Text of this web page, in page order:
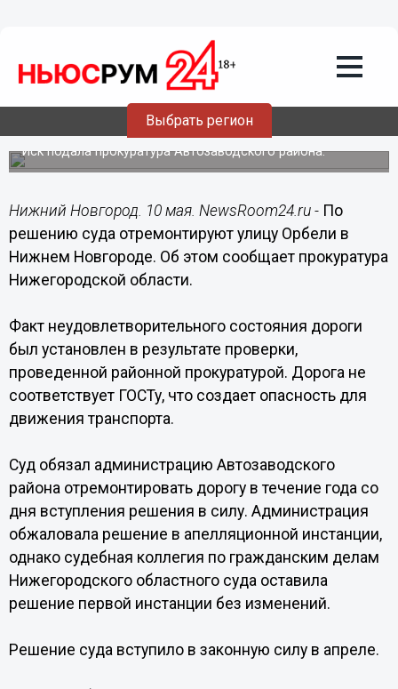
Выбрать регион
10.05.201710:39
По решению суда отремонтируют
улицу Орбели в Нижнем Новгороде
Иск подала прокуратура Автозаводского района.
Нижний Новгород. 10 мая. NewsRoom24.ru - По
решению суда отремонтируют улицу Орбели в
Нижнем Новгороде. Об этом сообщает прокуратура
Нижегородской области.
Факт неудовлетворительного состояния дороги
был установлен в результате проверки,
проведенной районной прокуратурой. Дорога не
соответствует ГОСТу, что создает опасность для
движения транспорта.
Суд обязал администрацию Автозаводского
района отремонтировать дорогу в течение года со
дня вступления решения в силу. Администрация
обжаловала решение в апелляционной инстанции,
однако судебная коллегия по гражданским делам
Нижегородского областного суда оставила
решение первой инстанции без изменений.
Решение суда вступило в законную силу в апреле.